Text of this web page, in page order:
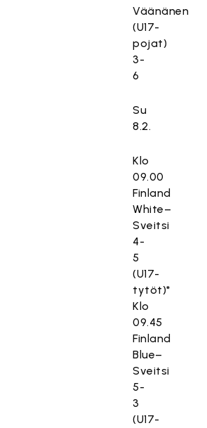
Väänänen
(U17-
pojat)
3-
6
Su
8.2.
Klo
09.00
Finland
White–
Sveitsi
4-
5
(U17-
tytöt)*
Klo
09.45
Finland
Blue–
Sveitsi
5-
3
(U17-